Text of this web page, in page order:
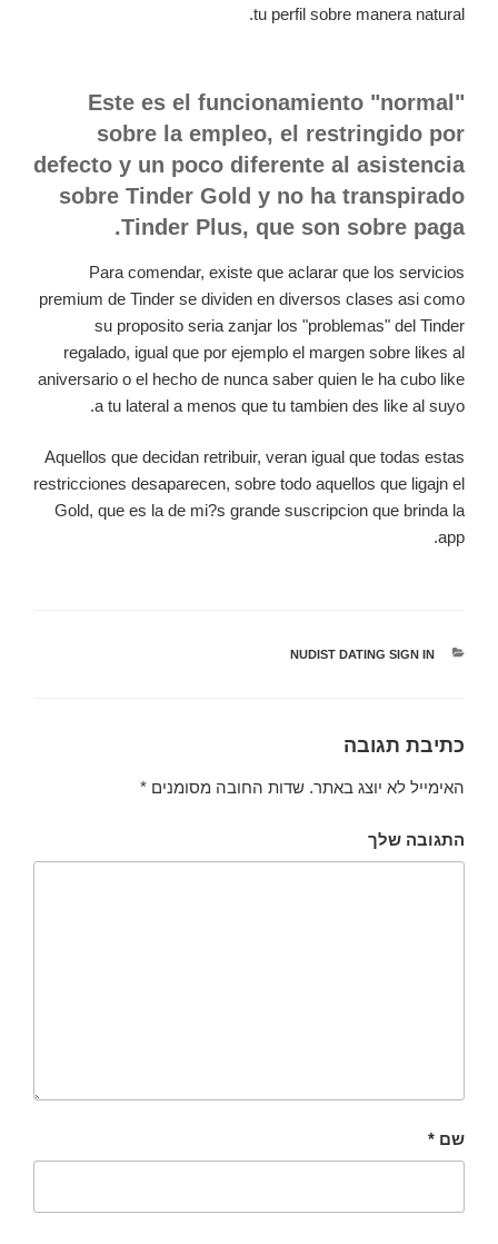
tu perfil sobre manera natural.
Este es el funcionamiento "normal"
sobre la empleo, el restringido por
defecto y un poco diferente al asistencia
sobre Tinder Gold y no ha transpirado
Tinder Plus, que son sobre paga.
Para comendar, existe que aclarar que los servicios
premium de Tinder se dividen en diversos clases asi­ como
su proposito seri­a zanjar los "problemas" del Tinder
regalado, igual que por ejemplo el margen sobre likes al
aniversario o el hecho de nunca saber quien le ha cubo like
a tu lateral a menos que tu tambien des like al suyo.
Aquellos que decidan retribuir, veran igual que todas estas
restricciones desaparecen, sobre todo aquellos que ligajn el
Gold, que es la de mi?s grande suscripcion que brinda la
app.
קטגוריות
NUDIST DATING SIGN IN
כתיבת תגובה
האימייל לא יוצג באתר. שדות החובה מסומנים *
התגובה שלך
שם *